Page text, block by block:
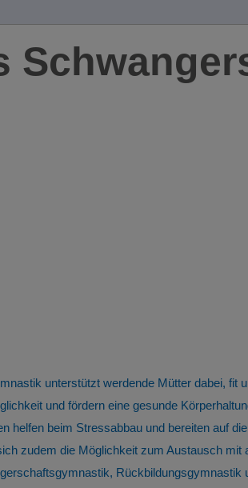
unterstützt werdende Mütter dabei, fit
und fördern eine gesunde
helfen beim Stressabbau und bereiten auf
zudem die Möglichkeit zum Austausch
Rückbildungsgymnastik